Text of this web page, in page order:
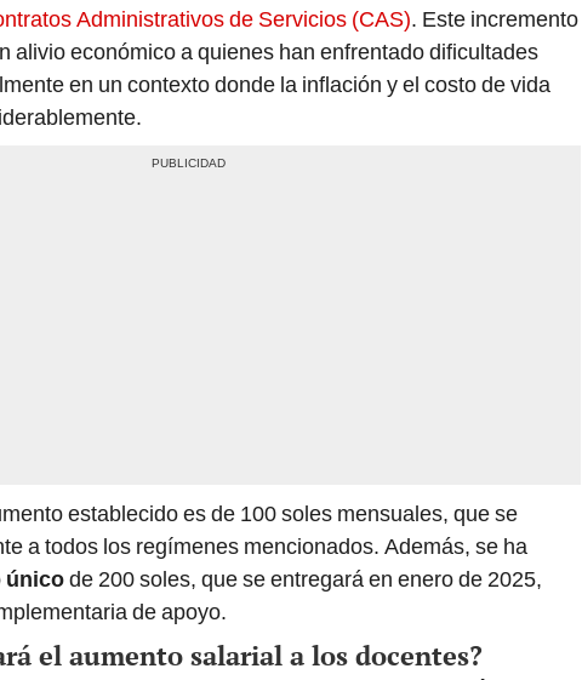
Administrativos de Servicios (CAS). Este incremento
alivio económico a quienes han enfrentado dificultades
en un contexto donde la inflación y el costo de vida
establecido es de 100 soles mensuales, que se
a todos los regímenes mencionados. Además, se ha
únicode 200 soles, que se entregará en enero de 2025,
de apoyo.
el aumento salarial a los docentes?